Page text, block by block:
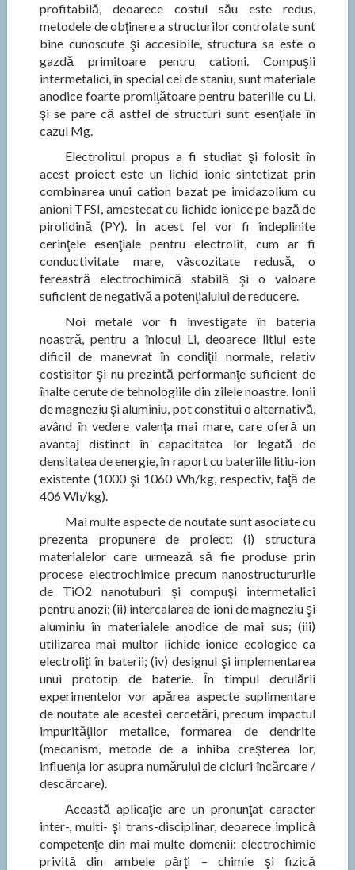
profitabilă, deoarece costul său este redus,
metodele de obţinere a structurilor controlate sunt
bine cunoscute şi accesibile, structura sa este o
gazdă primitoare pentru cationi. Compuşii
intermetalici, în special cei de staniu, sunt materiale
anodice foarte promiţătoare pentru bateriile cu Li,
şi se pare că astfel de structuri sunt esenţiale în
cazul Mg.
Electrolitul propus a fi studiat şi folosit în
acest proiect este un lichid ionic sintetizat prin
combinarea unui cation bazat pe imidazolium cu
anioni TFSI, amestecat cu lichide ionice pe bază de
pirolidină (PY). În acest fel vor fi îndeplinite
cerinţele esenţiale pentru electrolit, cum ar fi
conductivitate mare, vâscozitate redusă, o
fereastră electrochimică stabilă şi o valoare
suficient de negativă a potenţialului de reducere.
Noi metale vor fi investigate în bateria
noastră, pentru a înlocui Li, deoarece litiul este
dificil de manevrat în condiţii normale, relativ
costisitor şi nu prezintă performanţe suficient de
înalte cerute de tehnologiile din zilele noastre. Ionii
de magneziu şi aluminiu, pot constitui o alternativă,
având în vedere valenţa mai mare, care oferă un
avantaj distinct în capacitatea lor legată de
densitatea de energie, în raport cu bateriile litiu-ion
existente (1000 şi 1060 Wh/kg, respectiv, faţă de
406 Wh/kg).
Mai multe aspecte de noutate sunt asociate cu
prezenta propunere de proiect: (i) structura
materialelor care urmează să fie produse prin
procese electrochimice precum nanostructururile
de TiO2 nanotuburi şi compuşi intermetalici
pentru anozi; (ii) intercalarea de ioni de magneziu şi
aluminiu în materialele anodice de mai sus; (iii)
utilizarea mai multor lichide ionice ecologice ca
electroliţi în baterii; (iv) designul şi implementarea
unui prototip de baterie. În timpul derulării
experimentelor vor apărea aspecte suplimentare
de noutate ale acestei cercetări, precum impactul
impurităţilor metalice, formarea de dendrite
(mecanism, metode de a inhiba creşterea lor,
influenţa lor asupra numărului de cicluri încărcare /
descărcare).
Această aplicaţie are un pronunţat caracter
inter-, multi- şi trans-disciplinar, deoarece implică
competenţe din mai multe domenii: electrochimie
privită din ambele părţi – chimie şi fizică